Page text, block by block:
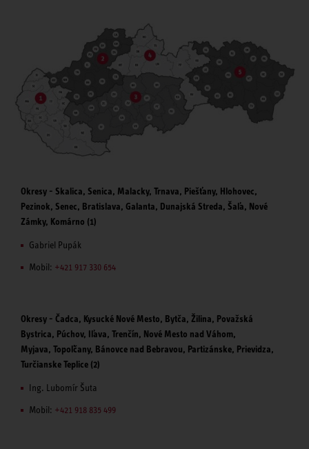
Okresy - Skalica, Senica, Malacky, Trnava, Piešťany, Hlohovec,
Pezinok, Senec, Bratislava, Galanta, Dunajská Streda, Šaľa, Nové
Zámky, Komárno (1)
Gabriel Pupák
Mobil: +421 917 330 654
Okresy - Čadca, Kysucké Nové Mesto, Bytča, Žilina, Považská
Bystrica, Púchov, Iľava, Trenčín, Nové Mesto nad Váhom,
Myjava, Topoľčany, Bánovce nad Bebravou, Partizánske, Prievidza,
Turčianske Teplice (2)
Ing. Lubomír Šuta
Mobil: +421 918 835 499